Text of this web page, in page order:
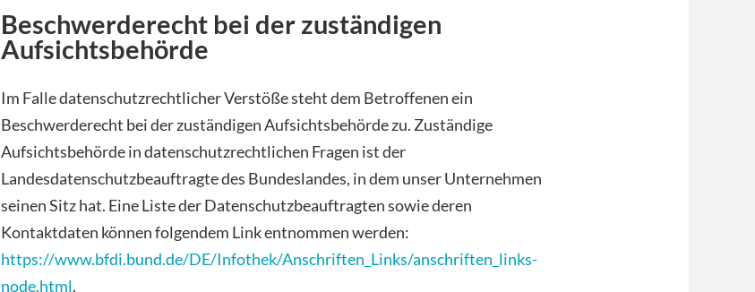
Beschwerderecht bei der zuständigen
Aufsichtsbehörde
Im Falle datenschutzrechtlicher Verstöße steht dem Betroffenen ein
Beschwerderecht bei der zuständigen Aufsichtsbehörde zu. Zuständige
Aufsichtsbehörde in datenschutzrechtlichen Fragen ist der
Landesdatenschutzbeauftragte des Bundeslandes, in dem unser Unternehmen
seinen Sitz hat. Eine Liste der Datenschutzbeauftragten sowie deren
Kontaktdaten können folgendem Link entnommen werden:
https://www.bfdi.bund.de/DE/Infothek/Anschriften_Links/anschriften_links-
node.html.